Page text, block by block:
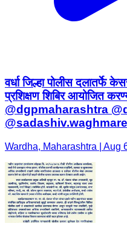
वर्धा जिल्हा पोलीस दलातर्फे
प्रशिक्षण शिबिर आयोजित
@dgpmaharashtra
Wardha, Maharashtra | Aug